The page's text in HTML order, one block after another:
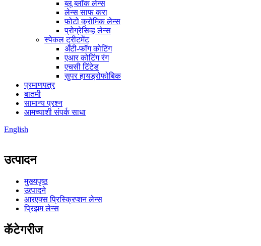
ब्लू ब्लॉक लेन्स
लेन्स साफ करा
फोटो क्रोमिक लेन्स
प्रोग्रेसिव्ह लेन्स
स्पेकल ट्रीटमेंट
अँटी-फॉग कोटिंग
एआर कोटिंग रंग
एचसी टिंटेड
सुपर हायड्रोफोबिक
प्रमाणपत्र
बातमी
सामान्य प्रश्न
आमच्याशी संपर्क साधा
English
उत्पादन
मुख्यपृष्ठ
उत्पादने
आरएक्स प्रिस्क्रिप्शन लेन्स
प्रिझम लेन्स
कॅटेगरीज